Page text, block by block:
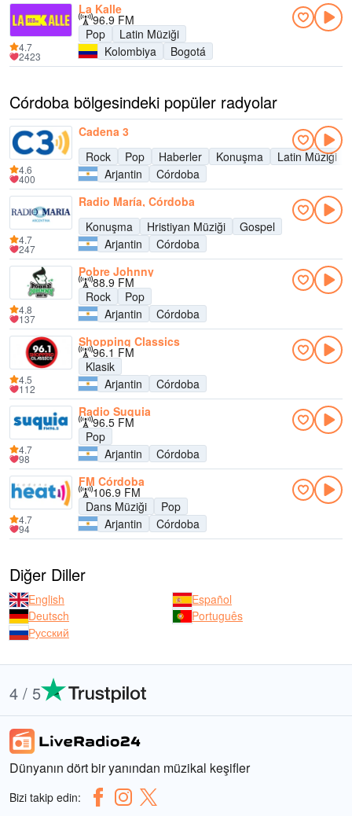
La Kalle
96.9 FM
Pop
Latin Müziği
Kolombiya
Bogotá
4.7
2423
Córdoba bölgesindeki popüler radyolar
Cadena 3
Rock
Pop Haberler Konuşma Latin Müziği
Arjantin
Córdoba
4.6
400
Radio María, Córdoba
Konuşma
Hristiyan Müziği
Gospel
Arjantin
Córdoba
4.7
247
Pobre Johnny
88.9 FM
Rock
Pop
Arjantin
Córdoba
4.8
137
Shopping Classics
96.1 FM
Klasik
Arjantin
Córdoba
4.5
112
Radio Suquia
96.5 FM
Pop
Arjantin
Córdoba
4.7
98
FM Córdoba
106.9 FM
Dans Müziği
Pop
Arjantin
Córdoba
4.7
94
Diğer Diller
English
Español
Deutsch
Português
Русский
4 / 5
Dünyanın dört bir yanından müzikal keşifler
Bizi takip edin: